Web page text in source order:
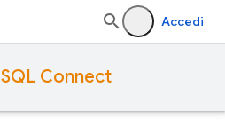
Accedi
SQL Connect